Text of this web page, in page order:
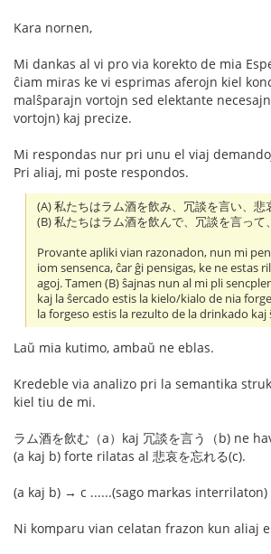
Kara nornen,
Mi dankas al vi pro via korekto de mia
ĉiam miras ke vi esprimas aferojn kiel
malŝparajn vortojn sed elektante
vortojn) kaj precize.
Mi respondas nur pri unu el viaj
Pri aliaj, mi poste respondos.
(A) 私たちはラム酒を飲み、冗談を言い、悲
(B) 私たちはラム酒を飲んで、冗談を言って
Provante apliki vian razonadon, nun mi
iom sensenca, ĉar ĝi pensigas, ke ne estas
agoj. Tamen (B) ŝajnas nun al mi pli
kaj la ŝercado estis la kielo/kialo de nia
la forgeso estis la rezulto de la drinkado kaj
Laŭ mia kutimo, ambaŭ ne eblas.
Kredeble via analizo pri la semantika
kiel tiu de mi.
ラム酒を飲む（a）kaj 冗談を言う（b) ne
(a kaj b) forte rilatas al 悲哀を忘れる(c).
(a kaj b) → c ......(sago markas interrilaton)
Ni komparu vian celatan frazon kun aliaj